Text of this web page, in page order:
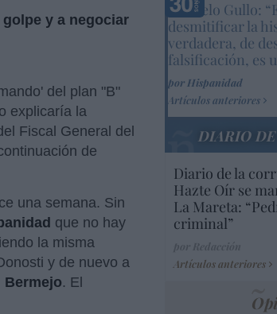
y a negociar
del plan "B"
explicaría la
Fiscal General del
de
una semana. Sin
que no hay
la misma
y de nuevo a
Bermejo. El
Marcelo Gullo:
desmitificar la
verdadera, de
falsificación, es
por Hispanidad
Artículos anteriores
DIARIO
Diario de la
Hazte Oír se
La Mareta:
criminal”
Artículos anteriores